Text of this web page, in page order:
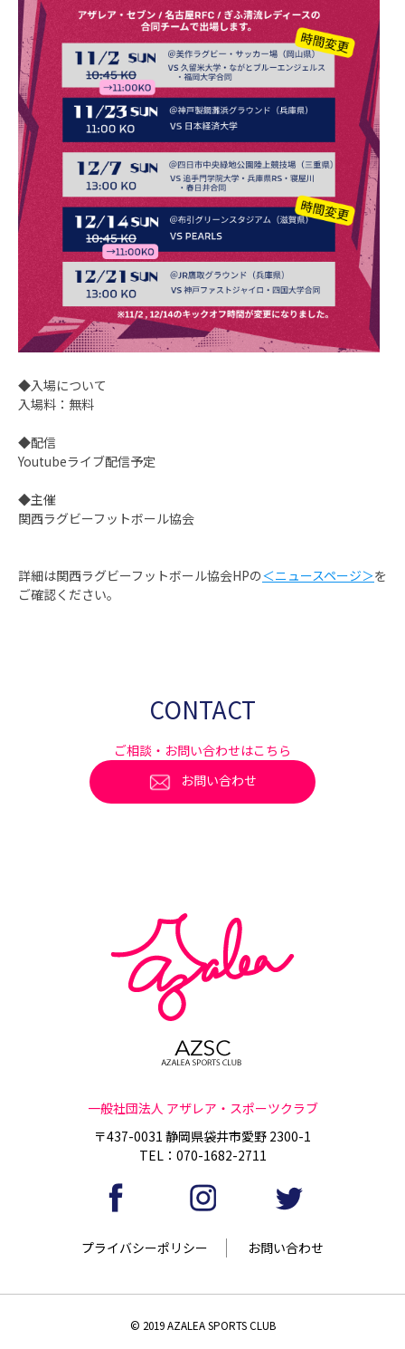
◆入場について
入場料：無料
◆配信
Youtubeライブ配信予定
◆主催
関西ラグビーフットボール協会
詳細は関西ラグビーフットボール協会HPの＜ニュースページ＞を
ご確認ください。
CONTACT
ご相談・お問い合わせはこちら
お問い合わせ
一般社団法人 アザレア・スポーツクラブ
〒437-0031 静岡県袋井市愛野 2300-1
TEL：070-1682-2711
プライバシーポリシー お問い合わせ
© 2019 AZALEA SPORTS CLUB